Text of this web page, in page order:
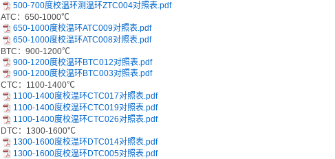
500-700度校温环测温环ZTC004对照表.pdf
ATC：650-1000℃
650-1000度校温环ATC009对照表.pdf
650-1000度校温环ATC008对照表.pdf
BTC：900-1200℃
900-1200度校温环BTC012对照表.pdf
900-1200度校温环BTC003对照表.pdf
CTC：1100-1400℃
1100-1400度校温环CTC017对照表.pdf
1100-1400度校温环CTC019对照表.pdf
1100-1400度校温环CTC026对照表.pdf
DTC：1300-1600℃
1300-1600度校温环DTC014对照表.pdf
1300-1600度校温环DTC005对照表.pdf